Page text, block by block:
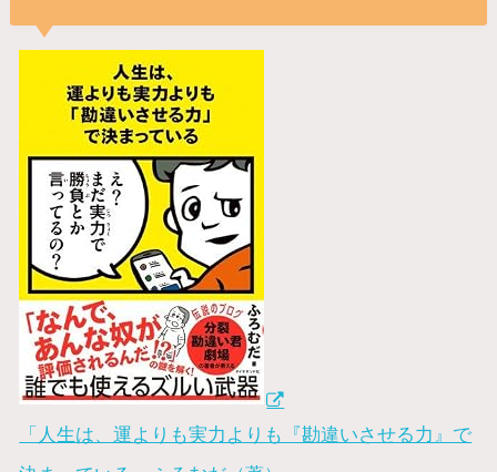
「人生は、運よりも実力よりも『勘違いさせる力』で